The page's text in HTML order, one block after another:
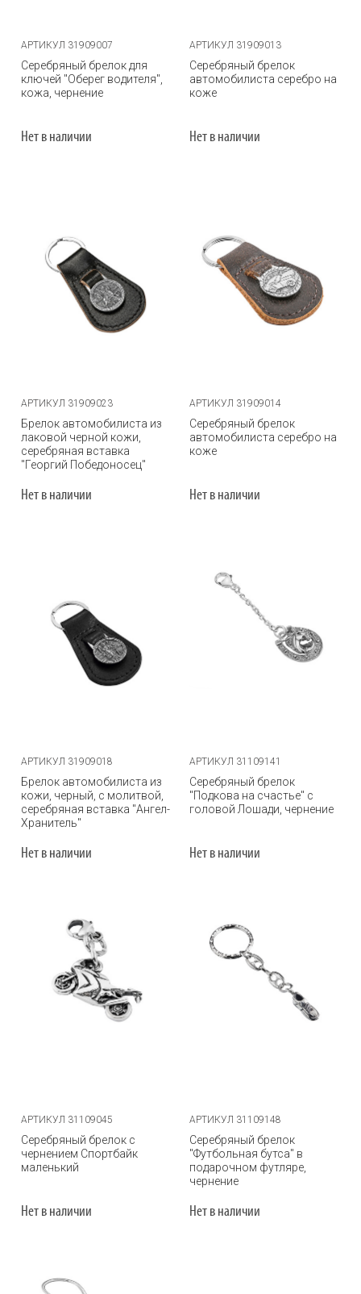
АРТИКУЛ 31909007
Серебряный брелок для
ключей "Оберег водителя",
кожа, чернение
Нет в наличии
АРТИКУЛ 31909013
Серебряный брелок
автомобилиста серебро на
коже
Нет в наличии
АРТИКУЛ 31909023
Брелок автомобилиста из
лаковой черной кожи,
серебряная вставка
"Георгий Победоносец"
Нет в наличии
АРТИКУЛ 31909014
Серебряный брелок
автомобилиста серебро на
коже
Нет в наличии
АРТИКУЛ 31909018
Брелок автомобилиста из
кожи, черный, с молитвой,
серебряная вставка "Ангел-
Хранитель"
Нет в наличии
АРТИКУЛ 31109141
Серебряный брелок
"Подкова на счастье" с
головой Лошади, чернение
Нет в наличии
АРТИКУЛ 31109045
Серебряный брелок с
чернением Спортбайк
маленький
Нет в наличии
АРТИКУЛ 31109148
Серебряный брелок
"Футбольная бутса" в
подарочном футляре,
чернение
Нет в наличии